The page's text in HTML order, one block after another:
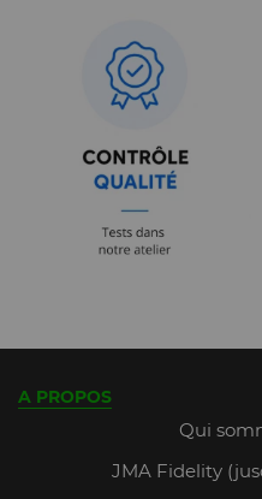
A PROPOS
Qui
JMA Fidelity